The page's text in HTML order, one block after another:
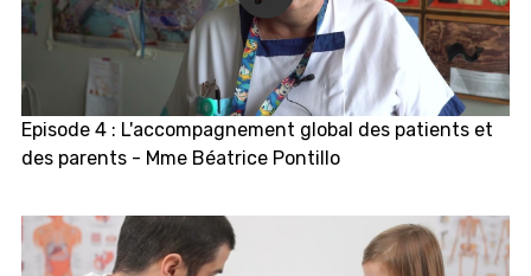
Episode 4 : L'accompagnement global des patients et
des parents - Mme Béatrice Pontillo